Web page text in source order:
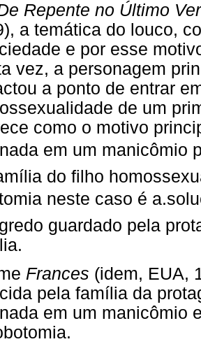
Repente no Último
a temática do louco,
e por esse
vez, a personagem
a ponto de entrar
de um
como o motivo
em um manicômio
do filho
neste caso é
guardado pela
Frances (idem, EUA,
pela família da
em um manicômio